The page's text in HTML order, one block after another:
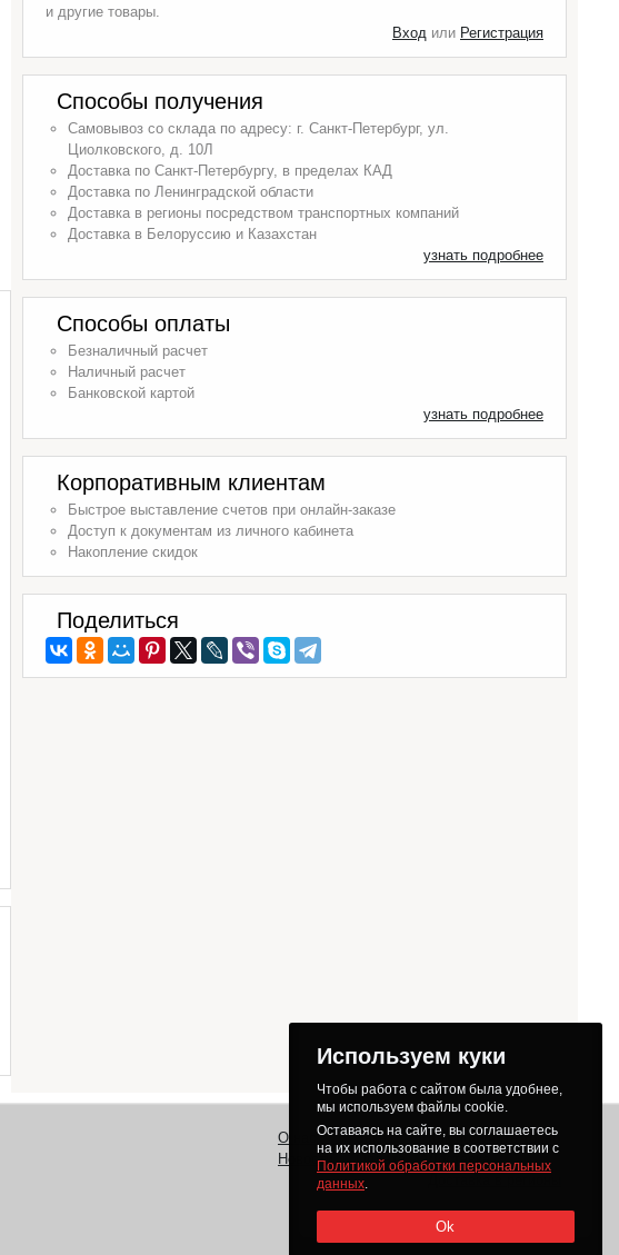
и другие товары.
Вход или Регистрация
Способы получения
Самовывоз со склада по адресу: г. Санкт-Петербург, ул.
Циолковского, д. 10Л
Доставка по Санкт-Петербургу, в пределах КАД
Доставка по Ленинградской области
Доставка в регионы посредством транспортных компаний
Доставка в Белоруссию и Казахстан
узнать подробнее
Способы оплаты
Безналичный расчет
Наличный расчет
Банковской картой
узнать подробнее
Корпоративным клиентам
Быстрое выставление счетов при онлайн-заказе
Доступ к документам из личного кабинета
Накопление скидок
Поделиться
О нас
Новости
Заказ
Оплата
Как получить товар
Доставка
Используем куки
Чтобы работа с сайтом была удобнее,
мы используем файлы cookie.
Оставаясь на сайте, вы соглашаетесь
на их использование в соответствии с
Политикой обработки персональных
данных.
Ok